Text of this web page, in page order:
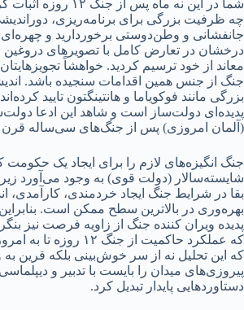
شما در این نه ماه پس از جنگ
چه ظرفیت بزرگی برای برنامه‌ریزی،
جانفشانی و وطن‌دوستی برخوردارید و
درخشان در تعارض کامل با تصویرهای دروغین
معاند از خود ترسیم کردید. خواهشاً
جنگ از جنس همین اقدامات سنجیده باشد.
بزرگی مانند فوکویاما و هانتینگتون تایید
پدیده‌ای دولت‌ساز است و شاهد این ادعا
(آلمان امروزی) پس از جنگ‌های سی‌ساله
جنگ انگیزه‌های لازم را برای ایجاد یک حکومت
شایسته‌سالار (دولت قوی) به وجود می‌آورد
بقا در شرایط جنگ ایجاد خردمندی، کارآمدی،
بهره‌وری در بالاترین سطح ممکن است. بنابراین
پدیده ویران کننده جنگ از زاویه فرصت نیز
که عملکرد حاکمیت از جنگ ۱۲
که این تحلیل نه از سر خوش‌بینی بلکه قرین
پیروزی‌های میدان را بایست با تدبیر و
دستاوردهایی پایدار تبدیل کرد.